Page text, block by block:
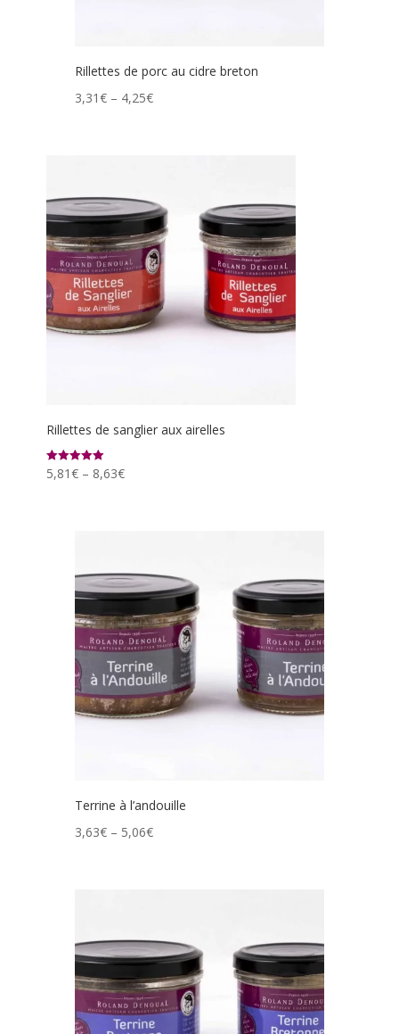
Rillettes de porc au cidre breton
3,31€ – 4,25€
Rillettes de sanglier aux airelles
Note
5.00
5,81€ – 8,63€
Terrine à l’andouille
3,63€ – 5,06€